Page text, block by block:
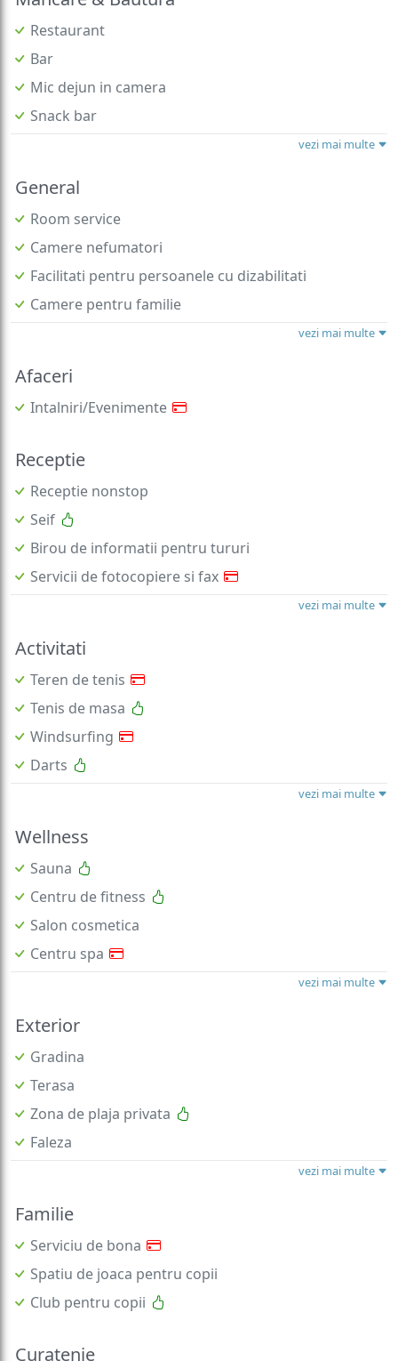
Restaurant
Bar
Mic dejun in camera
Snack bar
vezi mai multe
General
Room service
Camere nefumatori
Facilitati pentru persoanele cu dizabilitati
Camere pentru familie
vezi mai multe
Afaceri
Intalniri/Evenimente
Receptie
Receptie nonstop
Seif
Birou de informatii pentru tururi
Servicii de fotocopiere si fax
vezi mai multe
Activitati
Teren de tenis
Tenis de masa
Windsurfing
Darts
vezi mai multe
Wellness
Sauna
Centru de fitness
Salon cosmetica
Centru spa
vezi mai multe
Exterior
Gradina
Terasa
Zona de plaja privata
Faleza
vezi mai multe
Familie
Serviciu de bona
Spatiu de joaca pentru copii
Club pentru copii
Curatenie